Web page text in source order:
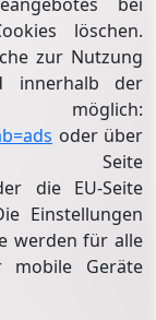
löschen.
zur Nutzung
innerhalb der
möglich:
oder über
Seite
die EU-Seite
Einstellungen
werden für alle
mobile Geräte